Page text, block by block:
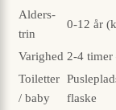
Alders­
trin
0-12 år
Varighed 2-4
Toiletter
/ baby
flaske